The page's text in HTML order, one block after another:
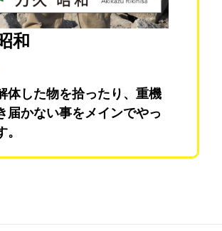
和
体した物を拾ったり、重機
届かない事をメインでやっ